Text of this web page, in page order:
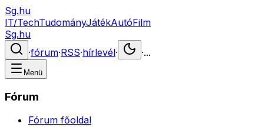
Sg.hu
IT/TechTudományJátékAutóFilm
Sg.hu
·fórum·RSS·hírlevél· ·...
Menü
Fórum
Fórum főoldal